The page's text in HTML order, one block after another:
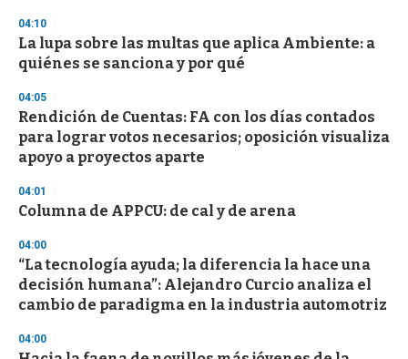
d
s
04:10
La lupa sobre las multas que aplica Ambiente: a
quiénes se sanciona y por qué
04:05
Rendición de Cuentas: FA con los días contados
para lograr votos necesarios; oposición visualiza
apoyo a proyectos aparte
04:01
Columna de APPCU: de cal y de arena
04:00
“La tecnología ayuda; la diferencia la hace una
decisión humana”: Alejandro Curcio analiza el
cambio de paradigma en la industria automotriz
04:00